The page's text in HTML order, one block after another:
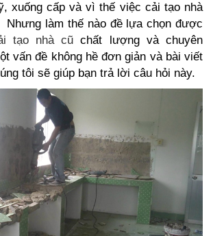
xuống cấp và vì thế việc cải tạo nhà
Nhưng làm thế nào đề lựa chọn được
tạo nhà cũ chất lượng và chuyên
vấn đề không hề đơn giản và bài viết
tôi sẽ giúp bạn trả lời câu hỏi này.